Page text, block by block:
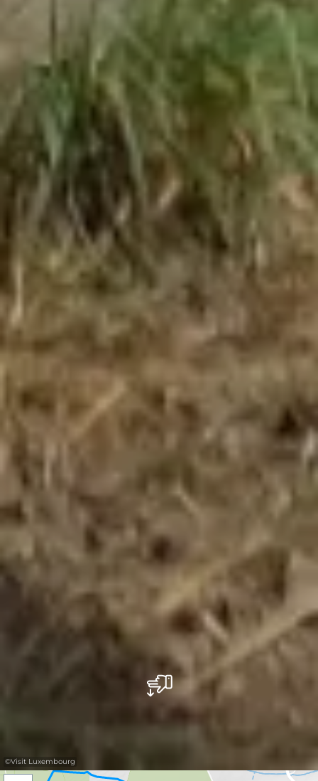
©Visit Luxembourg